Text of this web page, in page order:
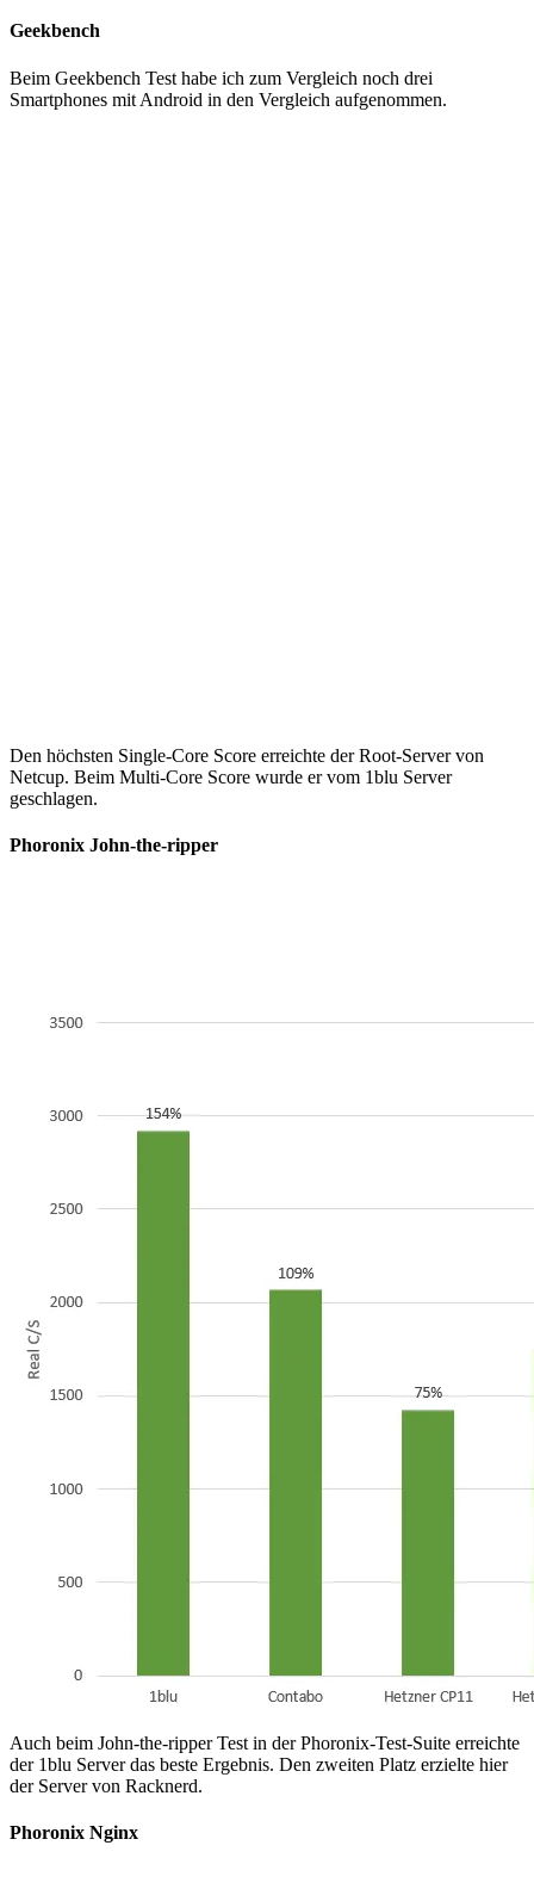
Geekbench
Beim Geekbench Test habe ich zum Vergleich noch drei
Smartphones mit Android in den Vergleich aufgenommen.
Den höchsten Single-Core Score erreichte der Root-Server von
Netcup. Beim Multi-Core Score wurde er vom 1blu Server
geschlagen.
Phoronix John-the-ripper
Auch beim John-the-ripper Test in der Phoronix-Test-Suite erreichte
der 1blu Server das beste Ergebnis. Den zweiten Platz erzielte hier
der Server von Racknerd.
Phoronix Nginx